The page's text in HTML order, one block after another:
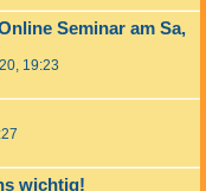
Seminar am Sa,
19:23
wichtig!